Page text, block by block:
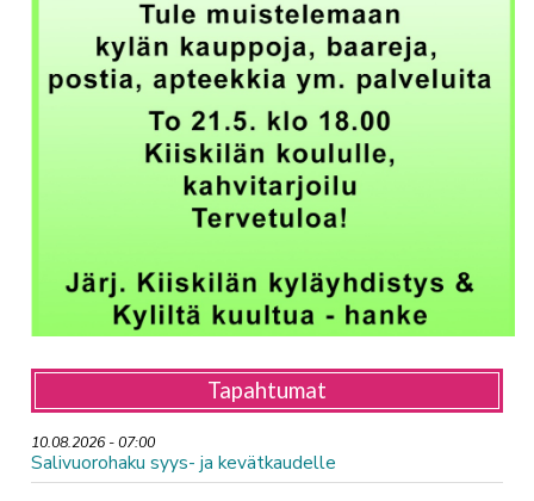
Tapahtumat
10.08.2026 - 07:00
Salivuorohaku syys- ja kevätkaudelle